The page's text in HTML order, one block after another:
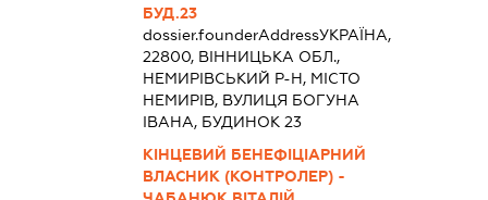
БУД.23
dossier.founderAddressУКРАЇНА,
22800, ВІННИЦЬКА ОБЛ.,
НЕМИРІВСЬКИЙ Р-Н, МІСТО
НЕМИРІВ, ВУЛИЦЯ БОГУНА
ІВАНА, БУДИНОК 23
КІНЦЕВИЙ БЕНЕФІЦІАРНИЙ
ВЛАСНИК (КОНТРОЛЕР) -